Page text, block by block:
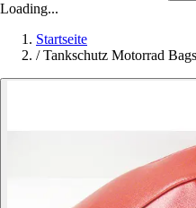
Loading...
Startseite
/ Tankschutz Motorrad